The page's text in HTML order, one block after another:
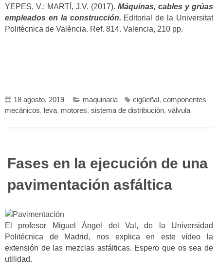
YEPES, V.; MARTÍ, J.V. (2017). Máquinas, cables y grúas
empleados en la construcción. Editorial de la Universitat
Politècnica de València. Ref. 814. Valencia, 210 pp.
18 agosto, 2019 maquinaria cigüeñal , componentes
mecánicos, leva, motores, sistema de distribución, válvula
Fases en la ejecución de una
pavimentación asfáltica
El profesor Miguel Ángel del Val, de la Universidad
Politécnica de Madrid, nos explica en este vídeo la
extensión de las mezclas asfálticas. Espero que os sea de
utilidad.